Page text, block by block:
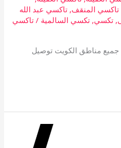
تاكسي المنقف,تاكسي عبد الله
,تكسي,تكسي السالمية /تاكسي
خدمة 24 ساعة جميع مناطق الكويت توصيل